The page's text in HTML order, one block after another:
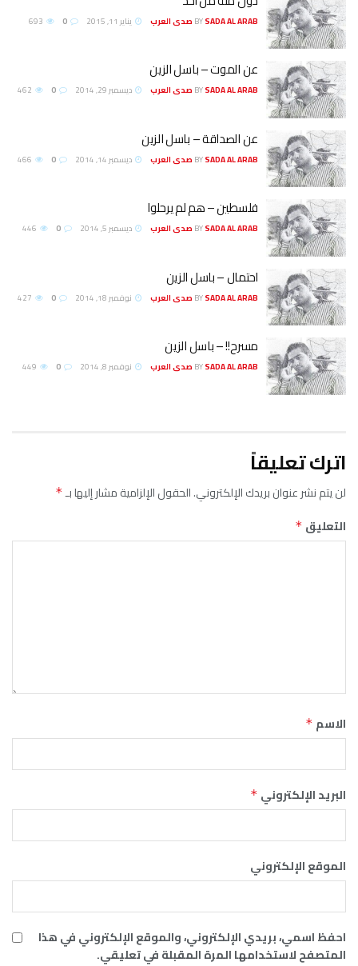
BYSADA AL ARAB صدى العرب يناير 11, 2015
عن الموت – باسل الزين
BYSADA AL ARAB صدى العرب ديسمبر 29, 2014
عن الصداقة – باسل الزين
BYSADA AL ARAB صدى العرب ديسمبر 14, 2014
فلسطين – هم لم يرحلوا
BYSADA AL ARAB صدى العرب ديسمبر 5, 2014
احتمال – باسل الزين
BYSADA AL ARAB صدى العرب نوفمبر 18, 2014
مسرح!! – باسل الزين
BYSADA AL ARAB صدى العرب نوفمبر 8, 2014
اترك تعليقاً
لن يتم نشر عنوان بريدك الإلكتروني.الحقول الإلزامية مشار إليها بـ*
التعليق *
الاسم *
البريد الإلكتروني *
الموقع الإلكتروني
احفظ اسمي، بريدي الإلكتروني، والموقع الإلكتروني في هذا
المتصفح لاستخدامها المرة المقبلة في تعليقي.